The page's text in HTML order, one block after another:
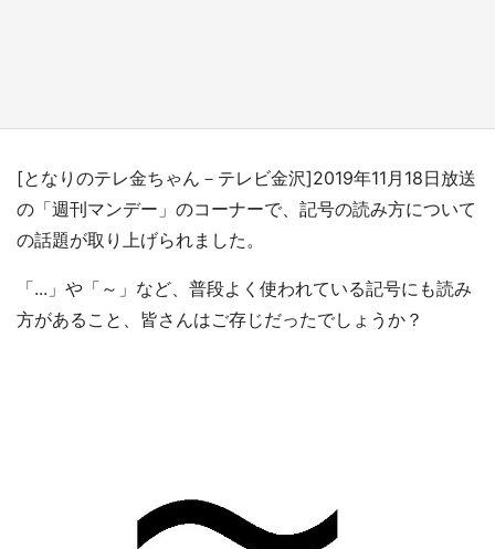
[となりのテレ金ちゃん－テレビ金沢]2019年11月18日放送
の「週刊マンデー」のコーナーで、記号の読み方について
の話題が取り上げられました。
「...」や「～」など、普段よく使われている記号にも読み
方があること、皆さんはご存じだったでしょうか？